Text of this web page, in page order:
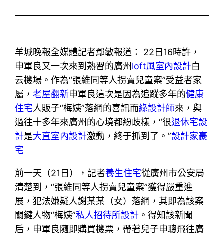
羊城晚報全媒體記者鄢敏報道： 22日16時許，
申軍良又一次來到熟習的廣州 loft風室內設計白
云機場。作為“張維同等人拐賣兒童案”受益者家
屬， 老屋翻新申軍良這次是因為追蹤多年的健康
住宅人販子“梅姨”落網的喜訊而綠設計師來，與
過往十多年來廣州的心境都紛歧樣，“很退休宅設
計是大直室內設計激動，終于抓到了。”設計家豪
宅
前一天（21日），記者養生住宅從廣州市公安局
清楚到，“張維同等人拐賣兒童案”獲得嚴重進
展，犯法嫌疑人謝某某（女）落網，其即為該案
關鍵人物“梅姨”私人招待所設計 。得知該新聞
后，申軍良隨即購買機票，帶著兒子申聰飛往廣